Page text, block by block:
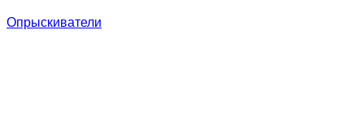
Опрыскиватели